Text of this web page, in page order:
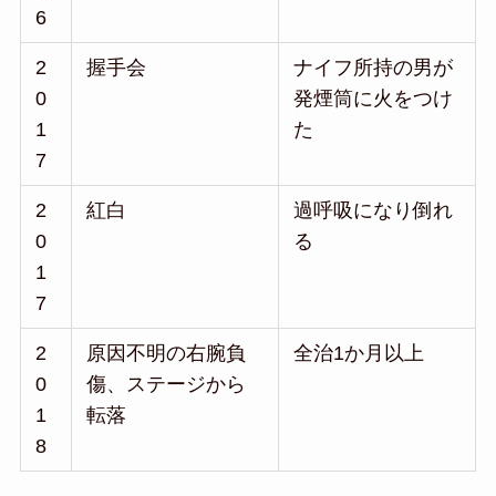
6
2
0
1
7
握手会
ナイフ所持の男が
発煙筒に火をつけ
た
2
0
1
7
紅白
過呼吸になり倒れ
る
2
0
1
8
原因不明の右腕負
傷、ステージから
転落
全治1か月以上